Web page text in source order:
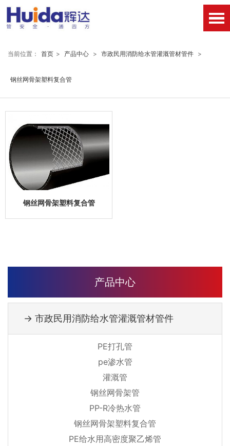
当前位置： 首页 > 产品中心 > 市政民用消防给水管灌溉管材管件 >
钢丝网骨架塑料复合管
钢丝网骨架塑料复合管
产品中心
→ 市政民用消防给水管灌溉管材管件
PE打孔管
pe渗水管
灌溉管
钢丝网骨架管
PP-R冷热水管
钢丝网骨架塑料复合管
PE给水用高密度聚乙烯管